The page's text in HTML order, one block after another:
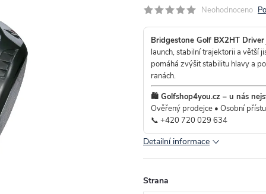
Neohodnoceno
Bridgestone Golf BX2HT Driver
launch, stabilní trajektorii a větší
pomáhá zvýšit stabilitu hlavy a
ranách.
🛍️ Golfshop4you.cz – u nás
Ověřený prodejce • Osobní
📞 +420 720 029 634
Detailní informace
Strana